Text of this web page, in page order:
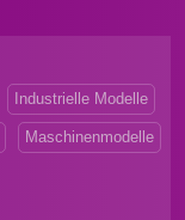
Industrielle Modelle
Maschinenmodelle